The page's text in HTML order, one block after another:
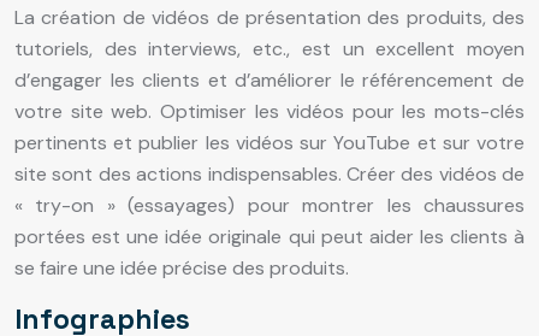
La création de vidéos de présentation des produits, des
tutoriels, des interviews, etc., est un excellent moyen
d’engager les clients et d’améliorer le référencement de
votre site web. Optimiser les vidéos pour les mots-clés
pertinents et publier les vidéos sur YouTube et sur votre
site sont des actions indispensables. Créer des vidéos de
« try-on » (essayages) pour montrer les chaussures
portées est une idée originale qui peut aider les clients à
se faire une idée précise des produits.
Infographies